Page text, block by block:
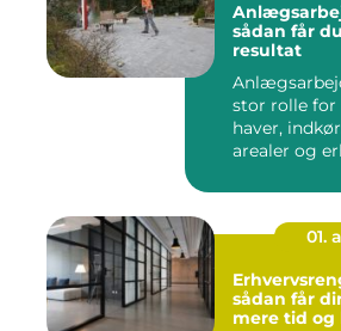
sådan får
resultat
stor rolle for
haver,
arealer og
01.
sådan får
mere tid og